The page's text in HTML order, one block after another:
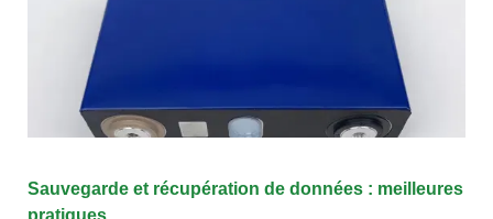
Sauvegarde et récupération de données : meilleures
pratiques